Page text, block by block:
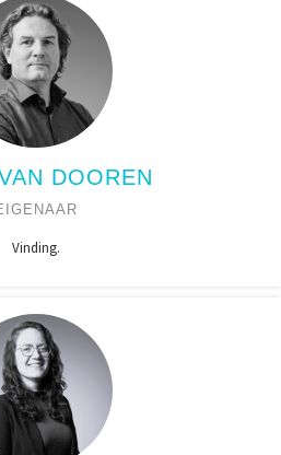
DOOREN
Vinding.